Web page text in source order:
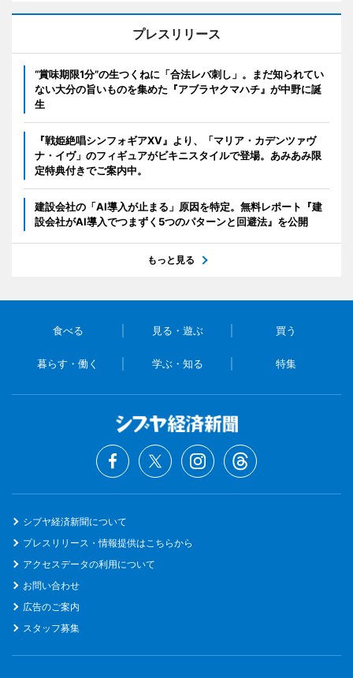
プレスリリース
“賞味期限1分”の生つくねに「合法レバ刺し」。まだ知られてい
ない大分の旨いものを集めた『アブラヤクマハチ』が中野に誕
生
『戦姫絶唱シンフォギアXV』より、「マリア・カデンツァヴ
ナ・イヴ」のフィギュアがビキニスタイルで登場。あみあみ限
定特典付きでご案内中。
建設会社の「AI導入が止まる」原因を特定。無料レポート『建
設会社がAI導入でつまずく5つのパターンと回避法』を公開
もっと見る
食べる 見る・遊ぶ 買う
暮らす・働く 学ぶ・知る 特集
シブヤ経済新聞について
プレスリリース・情報提供はこちらから
アクセスデータの利用について
お問い合わせ
広告のご案内
スタッフ募集